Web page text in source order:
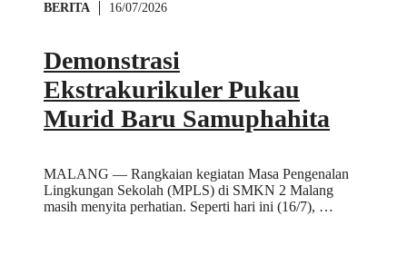
BERITA 16/07/2026
Demonstrasi
Ekstrakurikuler Pukau
Murid Baru Samuphahita
MALANG — Rangkaian kegiatan Masa Pengenalan
Lingkungan Sekolah (MPLS) di SMKN 2 Malang
masih menyita perhatian. Seperti hari ini (16/7), …